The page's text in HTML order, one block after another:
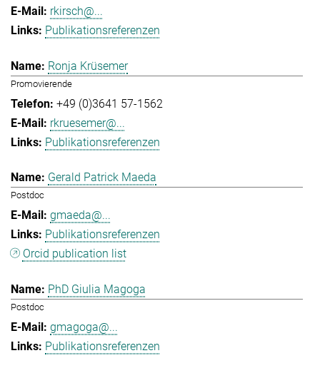
rkirsch@...
Publikationsreferenzen
Ronja Krüsemer
Promovierende
+49 (0)3641 57-1562
rkruesemer@...
Publikationsreferenzen
Gerald Patrick Maeda
Postdoc
gmaeda@...
Publikationsreferenzen
Orcid publication list
PhD Giulia Magoga
Postdoc
gmagoga@...
Publikationsreferenzen